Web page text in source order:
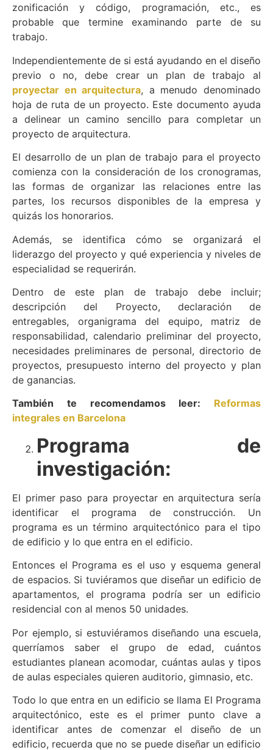
zonificación y código, programación, etc., es
probable que termine examinando parte de su
trabajo.
Independientemente de si está ayudando en el diseño
previo o no, debe crear un plan de trabajo al
proyectar en arquitectura, a menudo denominado
hoja de ruta de un proyecto. Este documento ayuda
a delinear un camino sencillo para completar un
proyecto de arquitectura.
El desarrollo de un plan de trabajo para el proyecto
comienza con la consideración de los cronogramas,
las formas de organizar las relaciones entre las
partes, los recursos disponibles de la empresa y
quizás los honorarios.
Además, se identifica cómo se organizará el
liderazgo del proyecto y qué experiencia y niveles de
especialidad se requerirán.
Dentro de este plan de trabajo debe incluir;
descripción del Proyecto, declaración de
entregables, organigrama del equipo, matriz de
responsabilidad, calendario preliminar del proyecto,
necesidades preliminares de personal, directorio de
proyectos, presupuesto interno del proyecto y plan
de ganancias.
También te recomendamos leer: Reformas
integrales en Barcelona
Programa de
investigación:
El primer paso para proyectar en arquitectura sería
identificar el programa de construcción. Un
programa es un término arquitectónico para el tipo
de edificio y lo que entra en el edificio.
Entonces el Programa es el uso y esquema general
de espacios. Si tuviéramos que diseñar un edificio de
apartamentos, el programa podría ser un edificio
residencial con al menos 50 unidades.
Por ejemplo, si estuviéramos diseñando una escuela,
querríamos saber el grupo de edad, cuántos
estudiantes planean acomodar, cuántas aulas y tipos
de aulas especiales quieren auditorio, gimnasio, etc.
Todo lo que entra en un edificio se llama El Programa
arquitectónico, este es el primer punto clave a
identificar antes de comenzar el diseño de un
edificio, recuerda que no se puede diseñar un edificio